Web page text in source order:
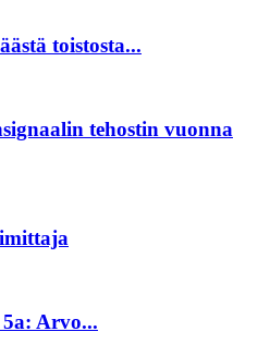
toistosta...
tehostin vuonna
Arvo...